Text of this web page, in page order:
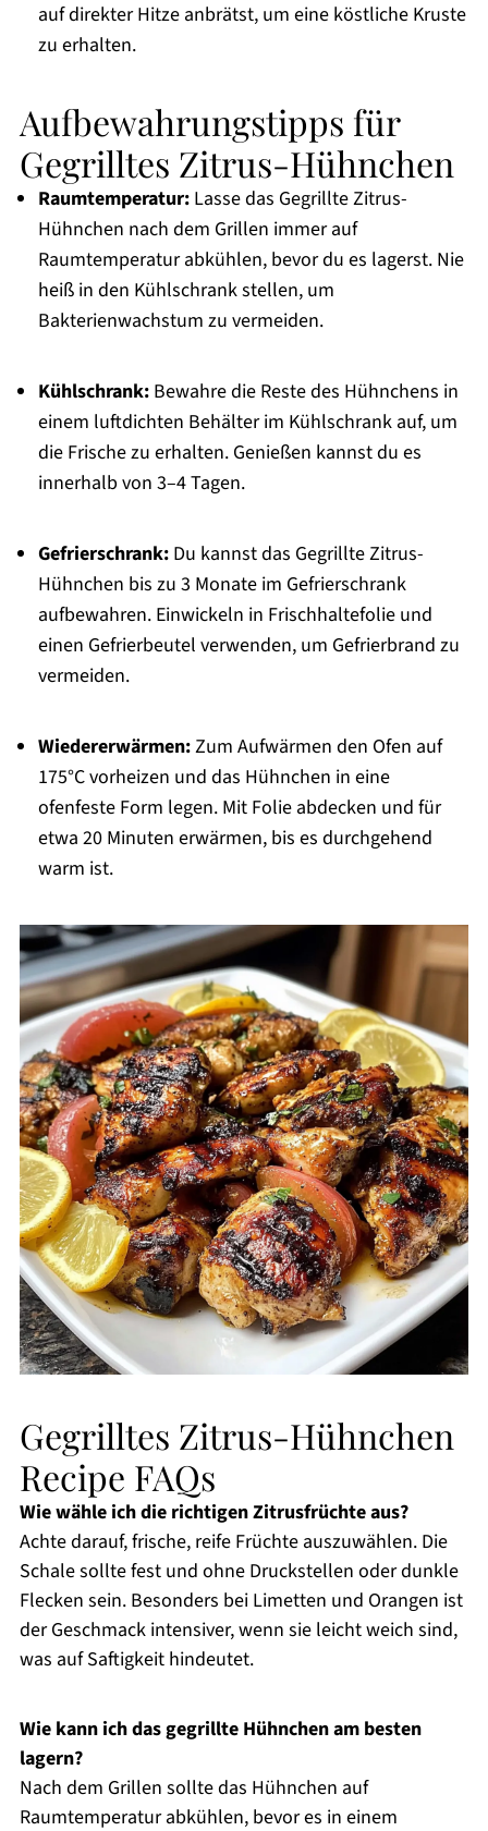
auf direkter Hitze anbrätst, um eine köstliche Kruste
zu erhalten.
Aufbewahrungstipps für
Gegrilltes Zitrus-Hühnchen
Raumtemperatur:Lasse das Gegrillte Zitrus-
Hühnchen nach dem Grillen immer auf
Raumtemperatur abkühlen, bevor du es lagerst. Nie
heiß in den Kühlschrank stellen, um
Bakterienwachstum zu vermeiden.
Kühlschrank:Bewahre die Reste des Hühnchens in
einem luftdichten Behälter im Kühlschrank auf, um
die Frische zu erhalten. Genießen kannst du es
innerhalb von 3–4 Tagen.
Gefrierschrank:Du kannst das Gegrillte Zitrus-
Hühnchen bis zu 3 Monate im Gefrierschrank
aufbewahren. Einwickeln in Frischhaltefolie und
einen Gefrierbeutel verwenden, um Gefrierbrand zu
vermeiden.
Wiedererwärmen:Zum Aufwärmen den Ofen auf
175°C vorheizen und das Hühnchen in eine
ofenfeste Form legen. Mit Folie abdecken und für
etwa 20 Minuten erwärmen, bis es durchgehend
warm ist.
Gegrilltes Zitrus-Hühnchen
Recipe FAQs
Wie wähle ich die richtigen Zitrusfrüchte aus?
Achte darauf, frische, reife Früchte auszuwählen. Die
Schale sollte fest und ohne Druckstellen oder dunkle
Flecken sein. Besonders bei Limetten und Orangen ist
der Geschmack intensiver, wenn sie leicht weich sind,
was auf Saftigkeit hindeutet.
Wie kann ich das gegrillte Hühnchen am besten
lagern?
Nach dem Grillen sollte das Hühnchen auf
Raumtemperatur abkühlen, bevor es in einem